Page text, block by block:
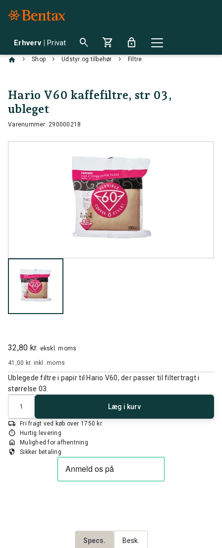
Erhverv | Privat search shopping_cart lock
chevron_right Shop chevron_right Udstyr og tilbehør chevron_right Filtre
Hario V60 kaffefiltre, str 03,
ubleget
Varenummer: 290000218
32,80 kr. ekskl. moms
41,00 kr. inkl. moms
Ublegede filtre i papir til Hario V60, der passer til filtertragt i
størrelse 03.
Antal
Læg i kurv
local_shipping Fri fragt ved køb over 1750 kr.
timer Hurtig levering
home Mulighed for afhentning
security Sikker betaling
Specs. Besk.